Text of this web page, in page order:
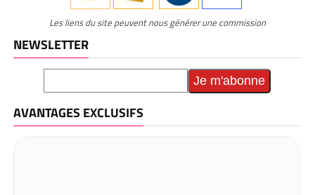
Les liens du site peuvent nous générer une commission
NEWSLETTER
AVANTAGES EXCLUSIFS